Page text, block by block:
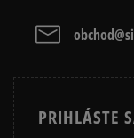
kartou,
PRIHLÁSTE